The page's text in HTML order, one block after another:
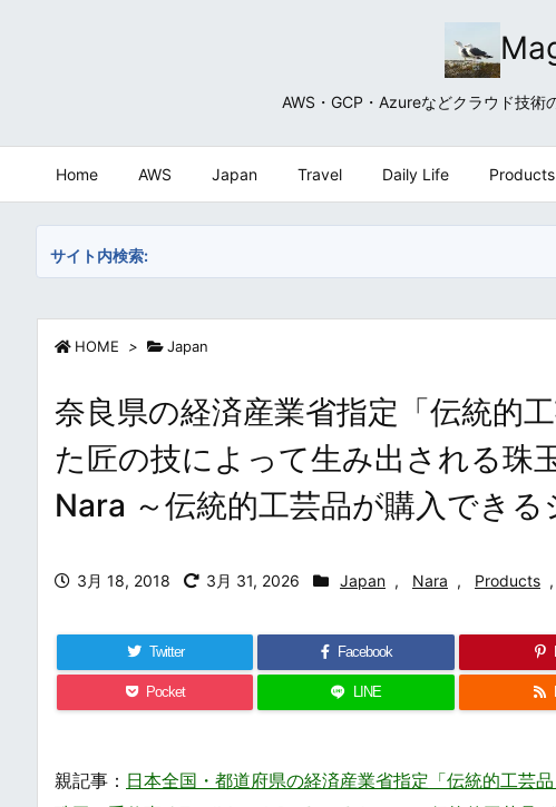
AWS・GCP・Azureなどクラウド技術
Home AWS Japan Travel Daily Life Products
サイト内検索:
HOME > Japan
奈良県の経済産業省指定「伝統的
た匠の技によって生み出される
Nara ～伝統的工芸品が購入できる
3月 18, 2018 3月 31, 2026 Japan , Nara , Products ,
Twitter Facebook
Pocket LINE
親記事： 日本全国・都道府県の経済産業省指定「伝統的工芸